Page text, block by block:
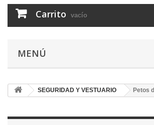
Carrito vacío
MENÚ
SEGURIDAD Y VESTUARIO Petos